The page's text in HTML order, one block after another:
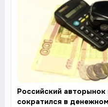
Российский
сократился в